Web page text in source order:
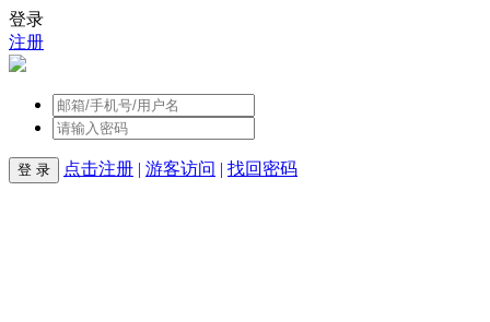
登录
注册
点击注册 | 游客访问 | 找回密码